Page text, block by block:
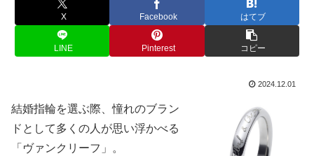
X Facebook はてブ
LINE Pinterest コピー
2024.12.01
結婚指輪を選ぶ際、憧れのブラン
ドとして多くの人が思い浮かべる
「ヴァンクリーフ」。